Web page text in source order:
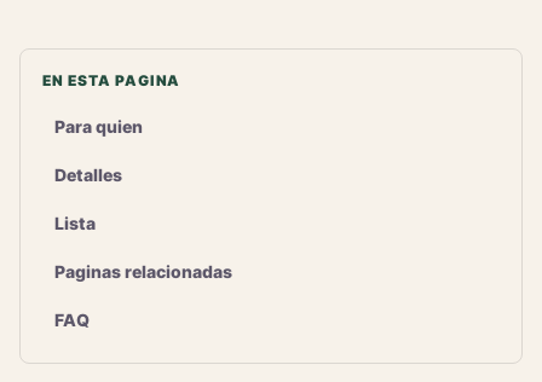
EN ESTA PAGINA
Para quien
Detalles
Lista
Paginas relacionadas
FAQ